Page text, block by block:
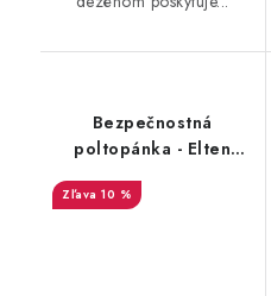
Bezpečnostná
poltopánka - Elten
ESD - čierno - biela
10 %